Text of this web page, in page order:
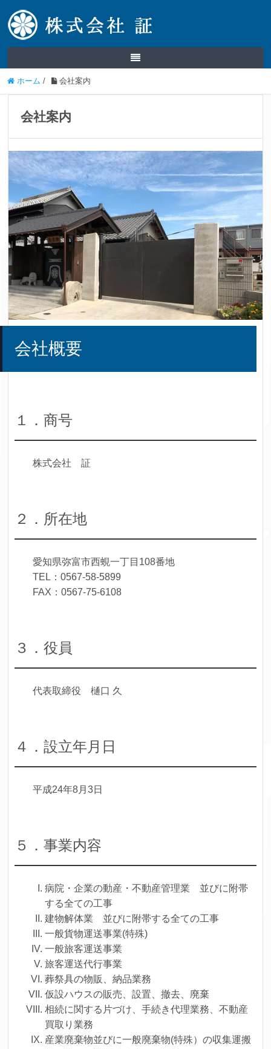
ホーム / 会社案内
会社案内
会社概要
１．商号
株式会社 証
２．所在地
愛知県弥富市西蜆一丁目108番地
TEL：0567-58-5899
FAX：0567-75-6108
３．役員
代表取締役 樋口 久
４．設立年月日
平成24年8月3日
５．事業内容
病院・企業の動産・不動産管理業 並びに附帯
する全ての工事
建物解体業 並びに附帯する全ての工事
一般貨物運送事業(特殊)
一般旅客運送事業
旅客運送代行事業
葬祭具の物販、納品業務
仮設ハウスの販売、設置、撤去、廃棄
相続に関する片づけ、手続き代理業務、不動産
買取り業務
産業廃棄物並びに一般廃棄物(特殊）の収集運搬